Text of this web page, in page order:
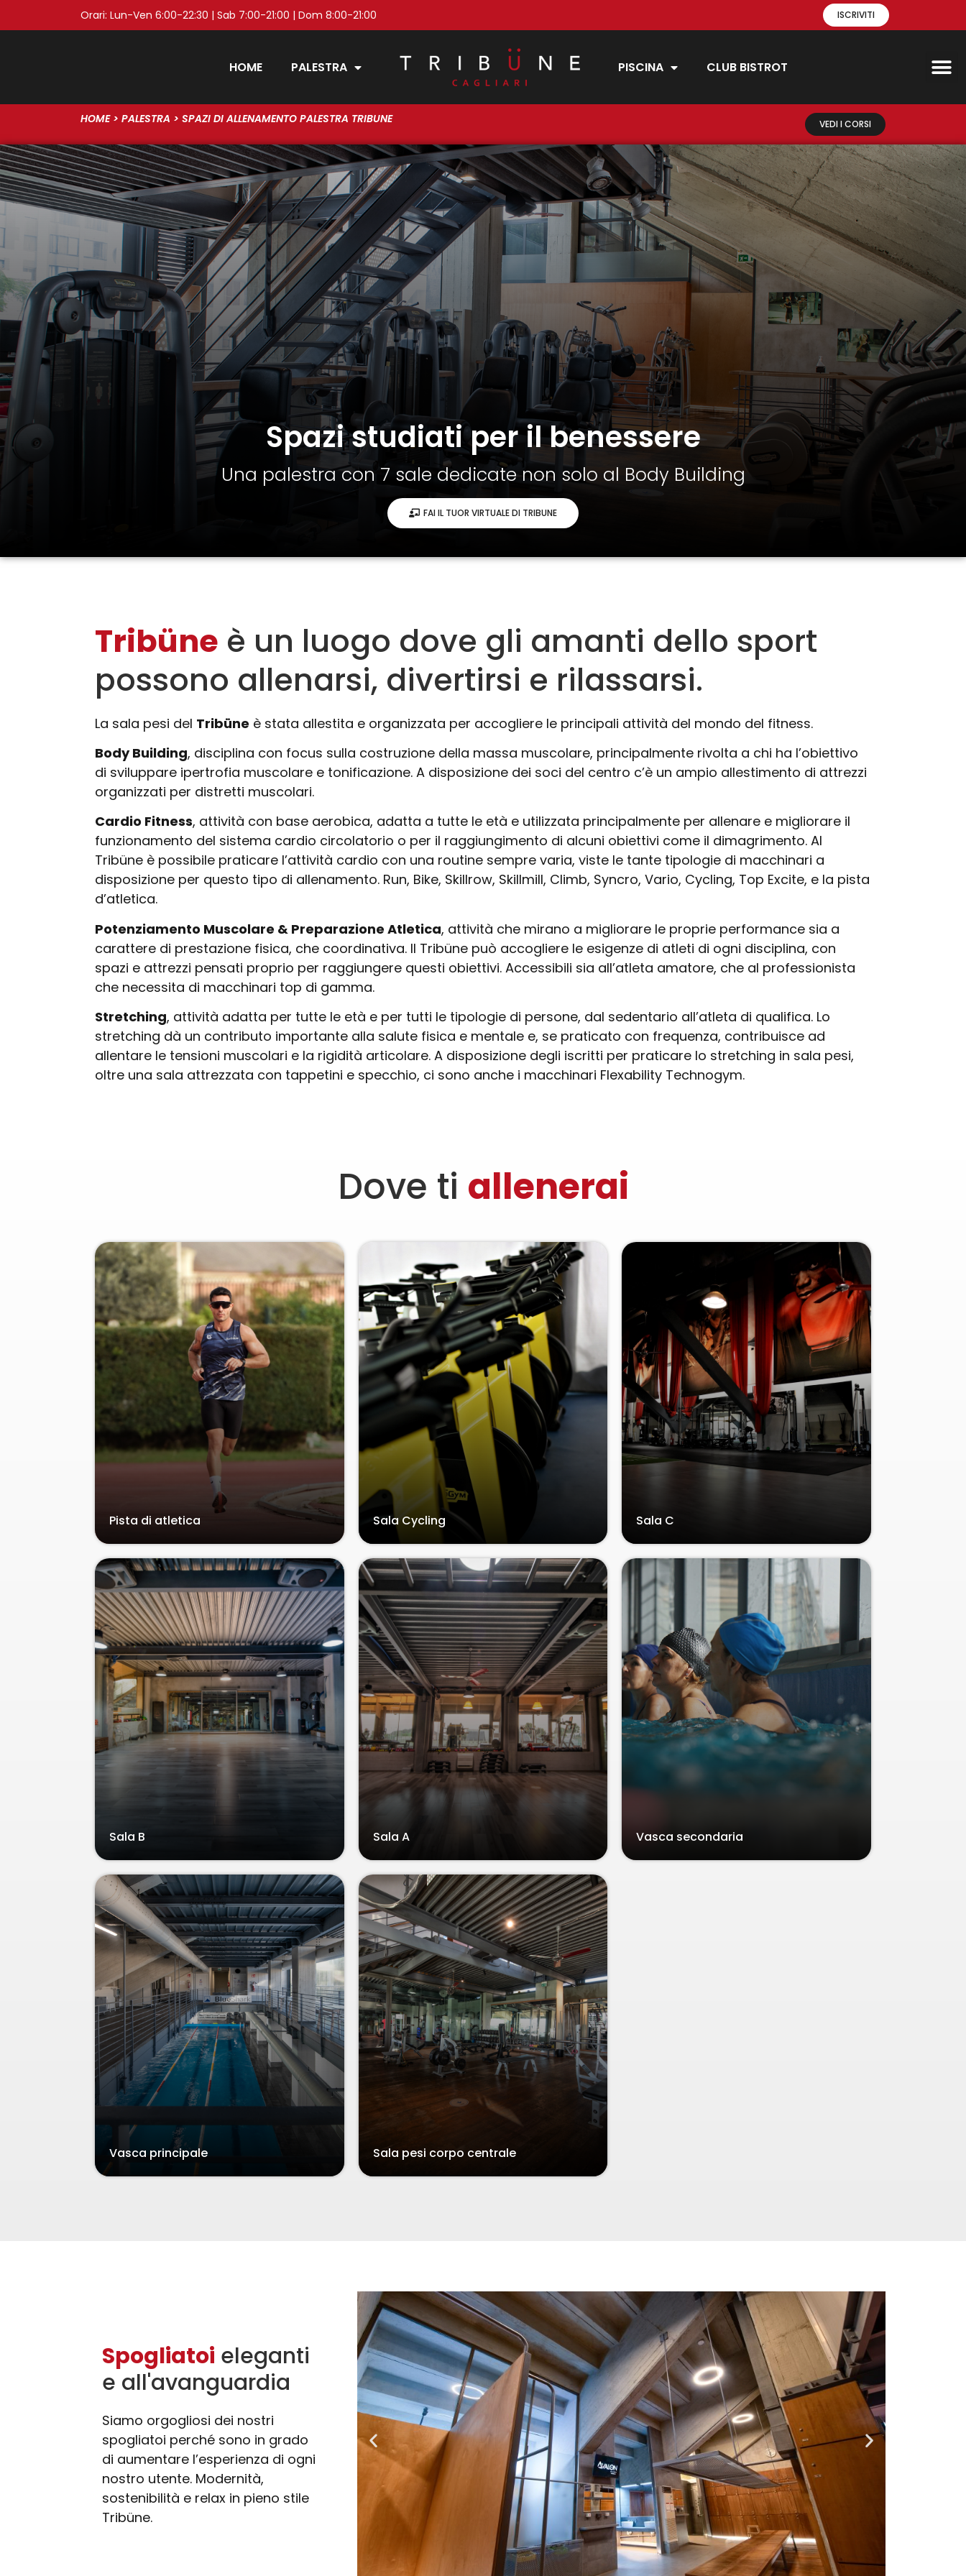
Orari: Lun-Ven 6:00-22:30 | Sab 7:00-21:00 | Dom 8:00-21:00 ISCRIVITI
HOME PALESTRA PISCINA CLUB BISTROT
HOME> PALESTRA > SPAZI DI ALLENAMENTO PALESTRA TRIBUNE VEDI I CORSI
Spazi studiati per il benessere
Una palestra con 7 sale dedicate non solo al Body Building
FAI IL TUOR VIRTUALE DI TRIBUNE
Tribüne è un luogo dove gli amanti dello sport
possono allenarsi, divertirsi e rilassarsi.
La sala pesi del Tribüne è stata allestita e organizzata per accogliere le principali attività del mondo del fitness.
Body Building, disciplina con focus sulla costruzione della massa muscolare, principalmente rivolta a chi ha l’obiettivo
di sviluppare ipertrofia muscolare e tonificazione. A disposizione dei soci del centro c’è un ampio allestimento di attrezzi
organizzati per distretti muscolari.
Cardio Fitness, attività con base aerobica, adatta a tutte le età e utilizzata principalmente per allenare e migliorare il
funzionamento del sistema cardio circolatorio o per il raggiungimento di alcuni obiettivi come il dimagrimento. Al
Tribüne è possibile praticare l’attività cardio con una routine sempre varia, viste le tante tipologie di macchinari a
disposizione per questo tipo di allenamento. Run, Bike, Skillrow, Skillmill, Climb, Syncro, Vario, Cycling, Top Excite, e la pista
d’atletica.
Potenziamento Muscolare & Preparazione Atletica, attività che mirano a migliorare le proprie performance sia a
carattere di prestazione fisica, che coordinativa. Il Tribüne può accogliere le esigenze di atleti di ogni disciplina, con
spazi e attrezzi pensati proprio per raggiungere questi obiettivi. Accessibili sia all’atleta amatore, che al professionista
che necessita di macchinari top di gamma.
Stretching, attività adatta per tutte le età e per tutti le tipologie di persone, dal sedentario all’atleta di qualifica. Lo
stretching dà un contributo importante alla salute fisica e mentale e, se praticato con frequenza, contribuisce ad
allentare le tensioni muscolari e la rigidità articolare. A disposizione degli iscritti per praticare lo stretching in sala pesi,
oltre una sala attrezzata con tappetini e specchio, ci sono anche i macchinari Flexability Technogym.
Dove ti allenerai
Pista di atletica Sala Cycling Sala C
Sala B Sala A Vasca secondaria
Vasca principale Sala pesi corpo centrale
Spogliatoi eleganti
e all'avanguardia
Siamo orgogliosi dei nostri
spogliatoi perché sono in grado
di aumentare l’esperienza di ogni
nostro utente. Modernità,
sostenibilità e relax in pieno stile
Tribüne.